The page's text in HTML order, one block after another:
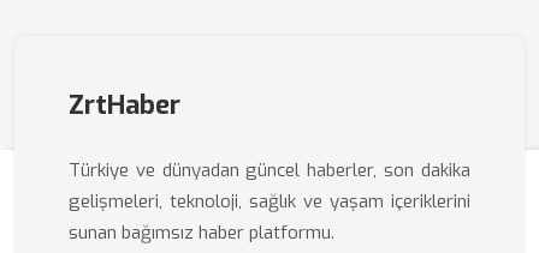
ZrtHaber
Türkiye ve dünyadan güncel haberler, son dakika
gelişmeleri, teknoloji, sağlık ve yaşam içeriklerini
sunan bağımsız haber platformu.